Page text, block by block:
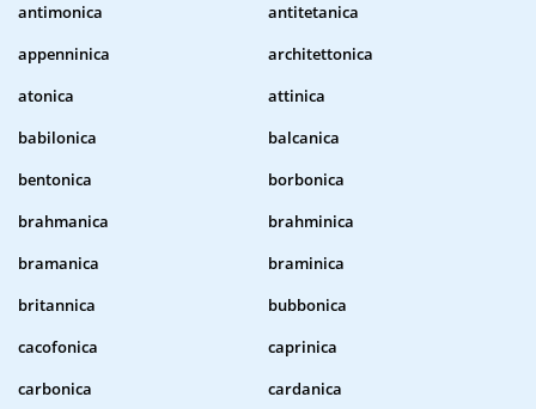
antimonica
antitetanica
appenninica
architettonica
atonica
attinica
babilonica
balcanica
bentonica
borbonica
brahmanica
brahminica
bramanica
braminica
britannica
bubbonica
cacofonica
caprinica
carbonica
cardanica